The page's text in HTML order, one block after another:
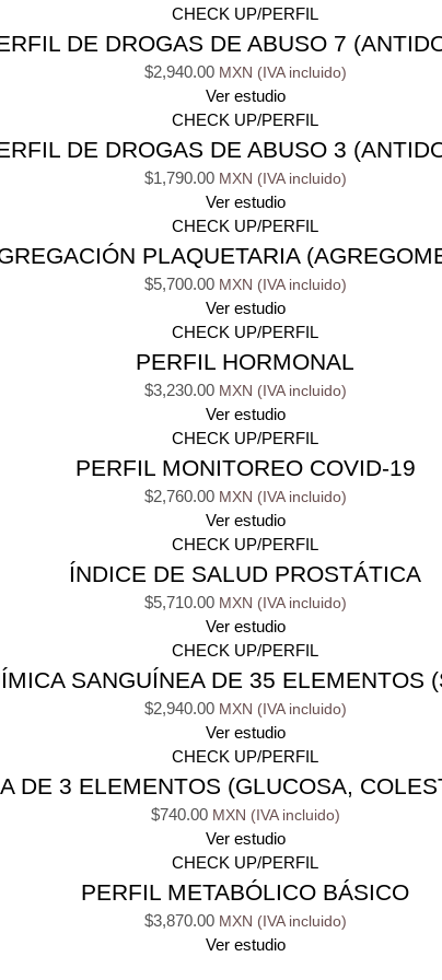
CHECK UP/PERFIL
DE DROGAS DE ABUSO 7
$2,940.00
Ver estudio
CHECK UP/PERFIL
DE DROGAS DE ABUSO 3
$1,790.00
Ver estudio
CHECK UP/PERFIL
PLAQUETARIA
$5,700.00
Ver estudio
CHECK UP/PERFIL
PERFIL HORMONAL
$3,230.00
Ver estudio
CHECK UP/PERFIL
PERFIL MONITOREO COVID-19
$2,760.00
Ver estudio
CHECK UP/PERFIL
ÍNDICE DE SALUD PROSTÁTICA
$5,710.00
Ver estudio
CHECK UP/PERFIL
SANGUÍNEA DE 35 ELEMENTOS
$2,940.00
Ver estudio
CHECK UP/PERFIL
DE 3 ELEMENTOS (GLUCOSA,
$740.00
Ver estudio
CHECK UP/PERFIL
PERFIL METABÓLICO BÁSICO
$3,870.00
Ver estudio